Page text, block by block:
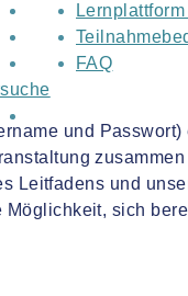
FAQ
und
Leitfadens und
sich